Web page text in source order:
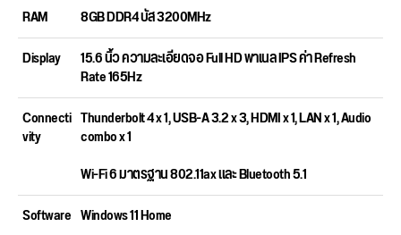
RAM
8GB DDR4 บัส 3200MHz
Display
15.6 นิ้ว ความละเอียดจอ Full HD พาเนล IPS ค่า Refresh
Rate 165Hz
Connecti
vity
Thunderbolt 4 x 1, USB-A 3.2 x 3, HDMI x 1, LAN x 1, Audio
combo x 1
Wi-Fi 6 มาตรฐาน 802.11ax และ Bluetooth 5.1
Software Windows 11 Home